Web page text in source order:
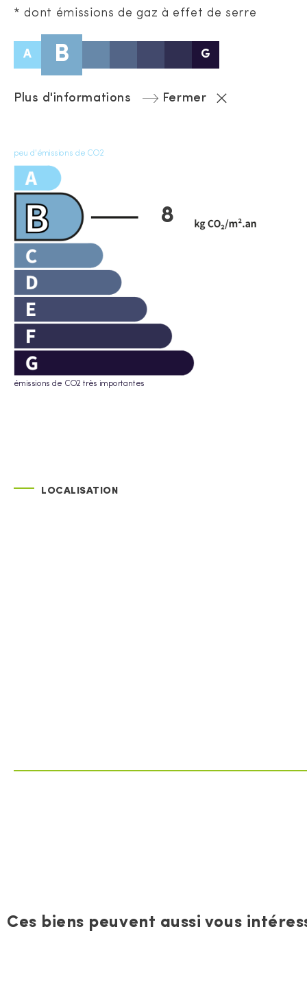
* dont émissions de gaz à effet de serre
A B G
Plus d'informations Fermer
peu d'émissions de CO2
émissions de CO2 très importantes
8
LOCALISATION
Ces biens peuvent aussi vous